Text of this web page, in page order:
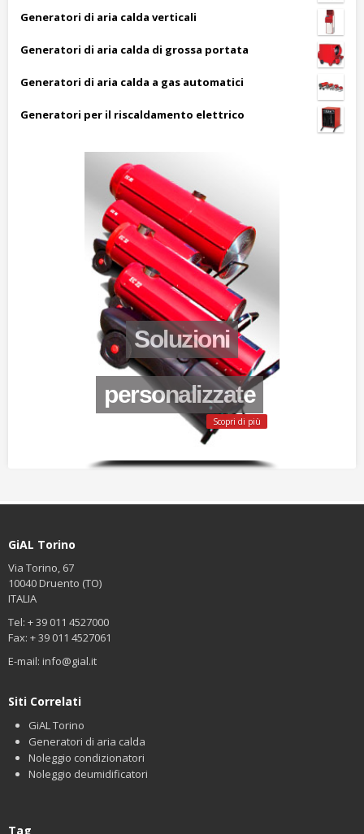
Generatori di aria calda verticali
Generatori di aria calda di grossa portata
Generatori di aria calda a gas automatici
Generatori per il riscaldamento elettrico
Soluzioni
personalizzate
Scopri di più
GiAL Torino
Via Torino, 67
10040 Druento (TO)
ITALIA
Tel: + 39 011 4527000
Fax: + 39 011 4527061
E-mail: info@gial.it
Siti Correlati
GiAL Torino
Generatori di aria calda
Noleggio condizionatori
Noleggio deumidificatori
Tag